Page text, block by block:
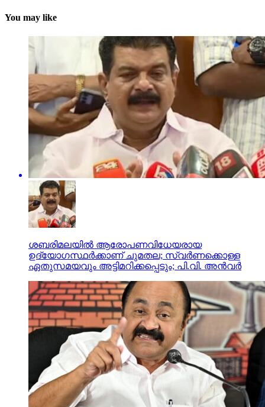
You may like
ശബരിമലയില്‍ ആരോപണവിധേയരായ
ഉദ്യോഗസ്ഥര്‍ക്കാണ് ചുമതല; സ്വര്‍ണക്കൊള്ള
ഏതുസമയവും അട്ടിമറിക്കപ്പെടും; പി.വി. അന്‍വര്‍